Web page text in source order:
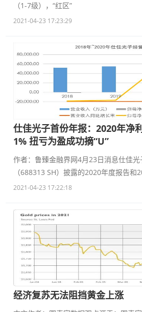
（1-7级），“红区”
2021-04-23 17:23:29
仕佳光子首份年报：2020年净
1% 扭亏为盈成功摘“U”
作者：鲁臻金融界网4月23日消息仕佳
（688313 SH）披露的2020年度报告和
2021-04-23 17:22:18
经济复苏无法阻挡黄金上涨